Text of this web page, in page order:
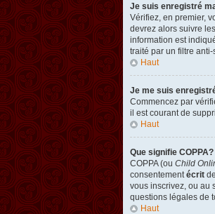
Je suis enregistré
Vérifiez, en premier,
devrez alors suivre
information est
traité par un filtre anti-
Haut
Je me suis
Commencez par
il est courant de
Haut
Que signifie COPPA?
COPPA (ou Child
consentement écrit
vous inscrivez, ou au
questions légales de
Haut